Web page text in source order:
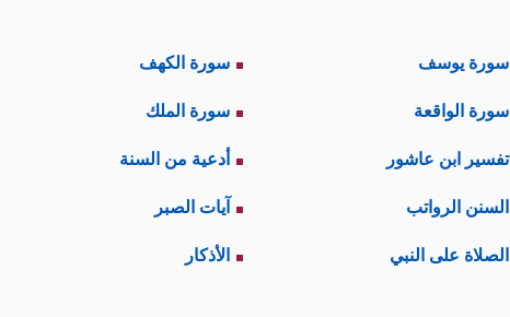
سورة يوسف سورة الكهف
سورة الواقعة سورة الملك
تفسير ابن عاشور أدعية من السنة
السنن الرواتب آيات الصبر
الصلاة على النبي الأذكار